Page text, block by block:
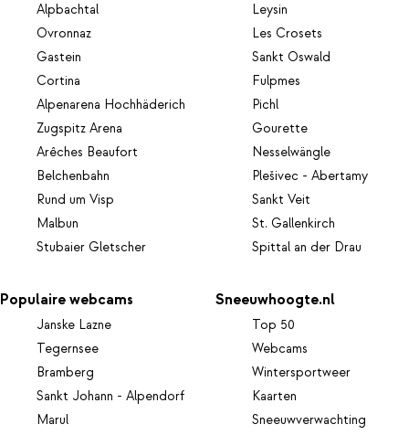
Alpbachtal
Ovronnaz
Gastein
Cortina
Alpenarena Hochhäderich
Zugspitz Arena
Arêches Beaufort
Belchenbahn
Rund um Visp
Malbun
Stubaier Gletscher
Leysin
Les Crosets
Sankt Oswald
Fulpmes
Pichl
Gourette
Nesselwängle
Plešivec - Abertamy
Sankt Veit
St. Gallenkirch
Spittal an der Drau
Populaire webcams
Janske Lazne
Tegernsee
Bramberg
Sankt Johann - Alpendorf
Marul
Sneeuwhoogte.nl
Top 50
Webcams
Wintersportweer
Kaarten
Sneeuwverwachting